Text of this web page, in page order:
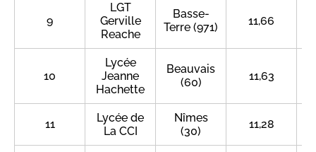
9
LGT
Gerville
Reache
Basse-
Terre (971)
11,66
10
Lycée
Jeanne
Hachette
Beauvais
(60)
11,63
11
Lycée de
La CCI
Nîmes
(30)
11,28